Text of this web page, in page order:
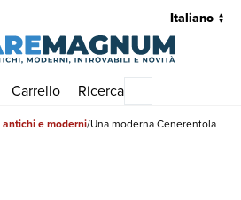
Carrello Ricerca
antichi e moderni Una moderna Cenerentola
| Libri antichi e moderni | Alcott Louisa